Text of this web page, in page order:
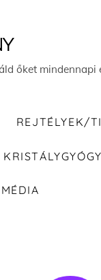
őket
REJTÉLYEK/
MÉDIA